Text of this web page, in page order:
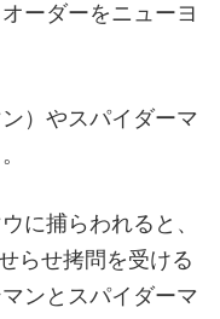
ーダーをニューヨ
）やスパイダーマ
に捕らわれると、
らせ拷問を受ける
ンとスパイダーマ